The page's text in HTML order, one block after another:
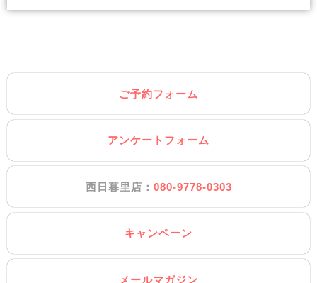
ご予約フォーム
アンケートフォーム
西日暮里店： 080-9778-0303
キャンペーン
メールマガジン